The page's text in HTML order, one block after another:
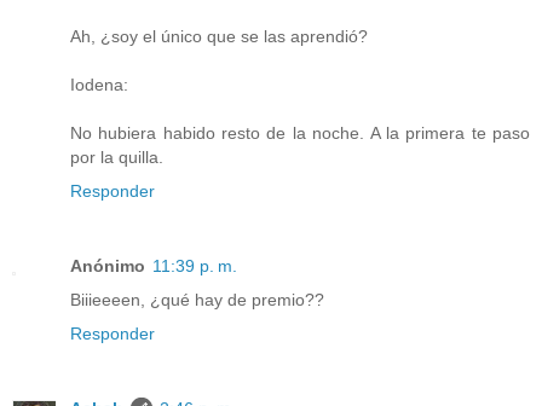
Ah, ¿soy el único que se las aprendió?
Iodena:
No hubiera habido resto de la noche. A la primera te paso
por la quilla.
Responder
Anónimo 11:39 p. m.
Biiieeeen, ¿qué hay de premio??
Responder